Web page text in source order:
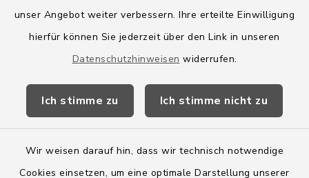
unser Angebot weiter verbessern. Ihre erteilte Einwilligung
hierfür können Sie jederzeit über den Link in unseren
Datenschutzhinweisen widerrufen.
Ich stimme zu Ich stimme nicht zu
Wir weisen darauf hin, dass wir technisch notwendige
Cookies einsetzen, um eine optimale Darstellung unserer
Amt Boostedt-Rickling
Amtsbroschüre
Wege-Zweckverband